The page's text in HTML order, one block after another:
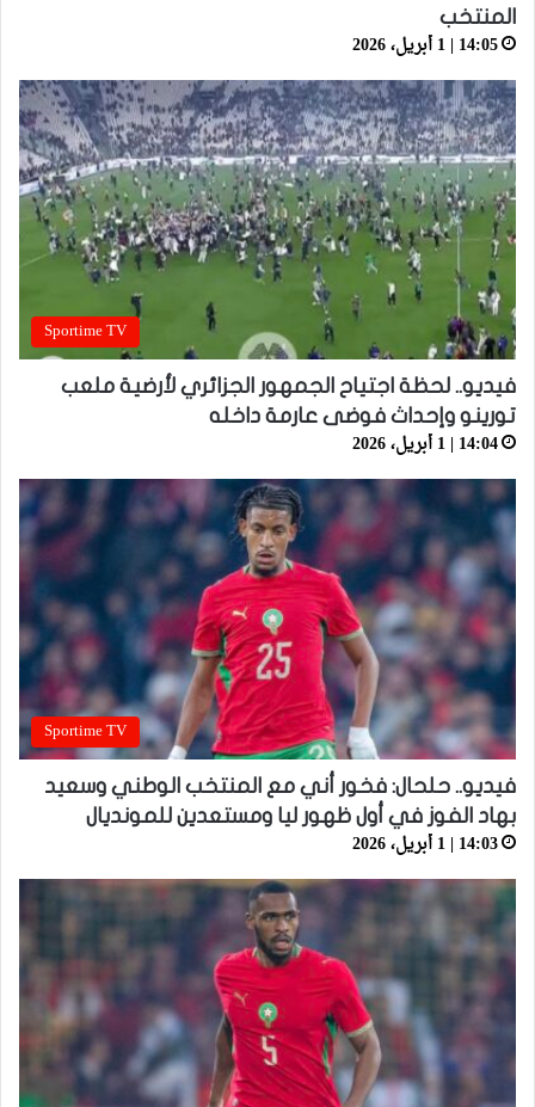
المنتخب
14:05 | 1 أبريل، 2026
Sportime TV
فيديو.. لحظة اجتياح الجمهور الجزائري لأرضية ملعب
تورينو وإحداث فوضى عارمة داخله
14:04 | 1 أبريل، 2026
Sportime TV
فيديو.. حلحال: فخور أني مع المنتخب الوطني وسعيد
بهاد الفوز في أول ظهور ليا ومستعدين للمونديال
14:03 | 1 أبريل، 2026